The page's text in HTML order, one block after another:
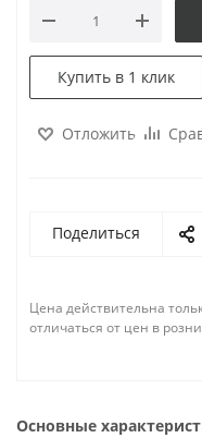
Купить в 1 клик
Отложить
Поделиться
Цена действительна
отличаться от цен в
Основные